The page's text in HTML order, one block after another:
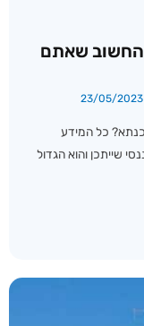
שאתם
כל המידע
שייתכן והוא הגדול